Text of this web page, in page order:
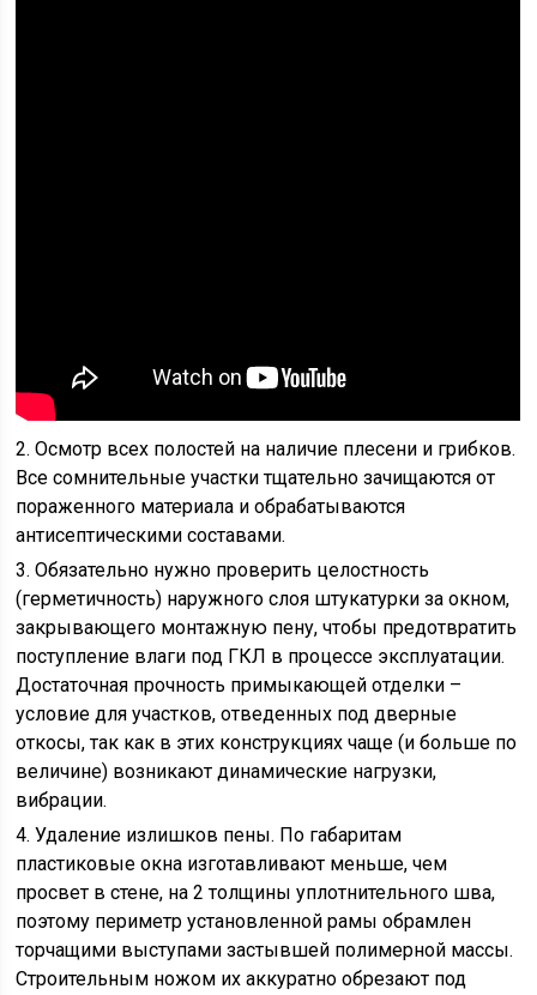
2. Осмотр всех полостей на наличие плесени и грибков.
Все сомнительные участки тщательно зачищаются от
пораженного материала и обрабатываются
антисептическими составами.
3. Обязательно нужно проверить целостность
(герметичность) наружного слоя штукатурки за окном,
закрывающего монтажную пену, чтобы предотвратить
поступление влаги под ГКЛ в процессе эксплуатации.
Достаточная прочность примыкающей отделки –
условие для участков, отведенных под дверные
откосы, так как в этих конструкциях чаще (и больше по
величине) возникают динамические нагрузки,
вибрации.
4. Удаление излишков пены. По габаритам
пластиковые окна изготавливают меньше, чем
просвет в стене, на 2 толщины уплотнительного шва,
поэтому периметр установленной рамы обрамлен
торчащими выступами застывшей полимерной массы.
Строительным ножом их аккуратно обрезают под